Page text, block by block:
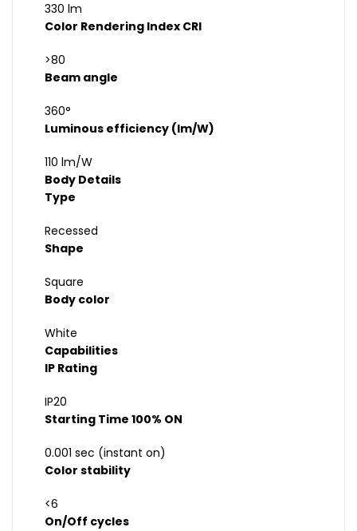
330 lm
Color Rendering Index CRI
>80
Beam angle
360°
Luminous efficiency (lm/W)
110 lm/W
Body Details
Type
Recessed
Shape
Square
Body color
White
Capabilities
IP Rating
IP20
Starting Time 100% ON
0.001 sec (instant on)
Color stability
<6
On/Off cycles